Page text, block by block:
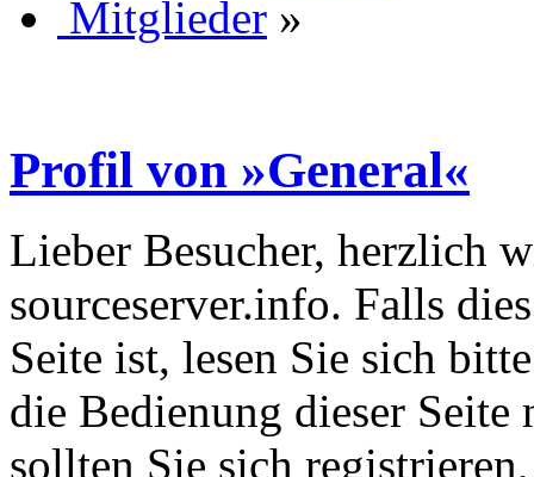
Mitglieder »
Profil von »General«
Lieber Besucher, herzlich
sourceserver.info. Falls
Seite ist, lesen Sie sich
die Bedienung dieser Seite
sollten Sie sich